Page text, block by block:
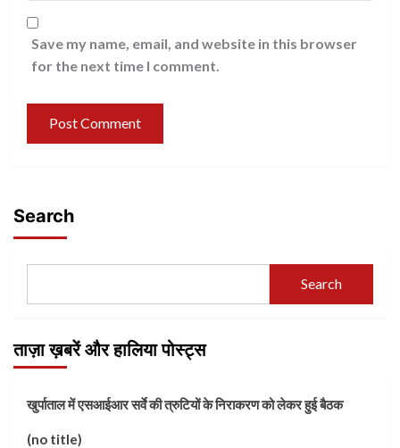
Save my name, email, and website in this browser
for the next time I comment.
Search
Search
ताज़ा ख़बरें और हालिया पोस्ट्स
खुर्पाताल में एसआईआर सर्वे की त्रुटियों के निराकरण को लेकर हुई बैठक
(no title)